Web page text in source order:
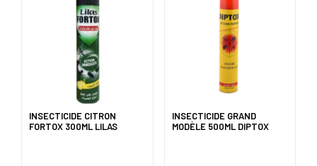
INSECTICIDE CITRON
FORTOX 300ML LILAS
INSECTICIDE GRAND
MODÈLE 500ML DIPTOX